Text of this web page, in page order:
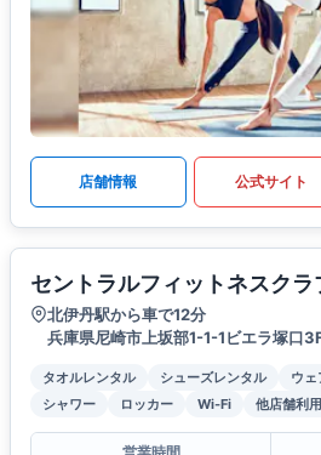
店舗情報 公式サイト
セントラルフィットネスクラ
北伊丹駅から車で12分
兵庫県尼崎市上坂部1-1-1ビエラ塚口
タオルレンタル シューズレンタル ウ
シャワー
ロッカー Wi-Fi 他店舗利用